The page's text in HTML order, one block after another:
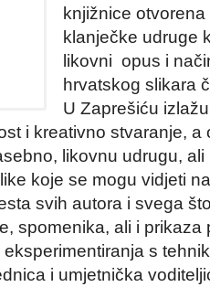
knjižnice
klanječke udruge
likovni opus i
hrvatskog slikara
U Zaprešiću
i kreativno stvaranje,
likovnu udrugu,
koje se mogu vidjeti
svih autora i svega
spomenika, ali i
s
i umjetnička